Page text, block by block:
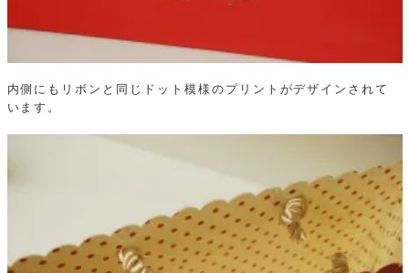
内側にもリボンと同じドット模様のプリントがデザインされて
います。